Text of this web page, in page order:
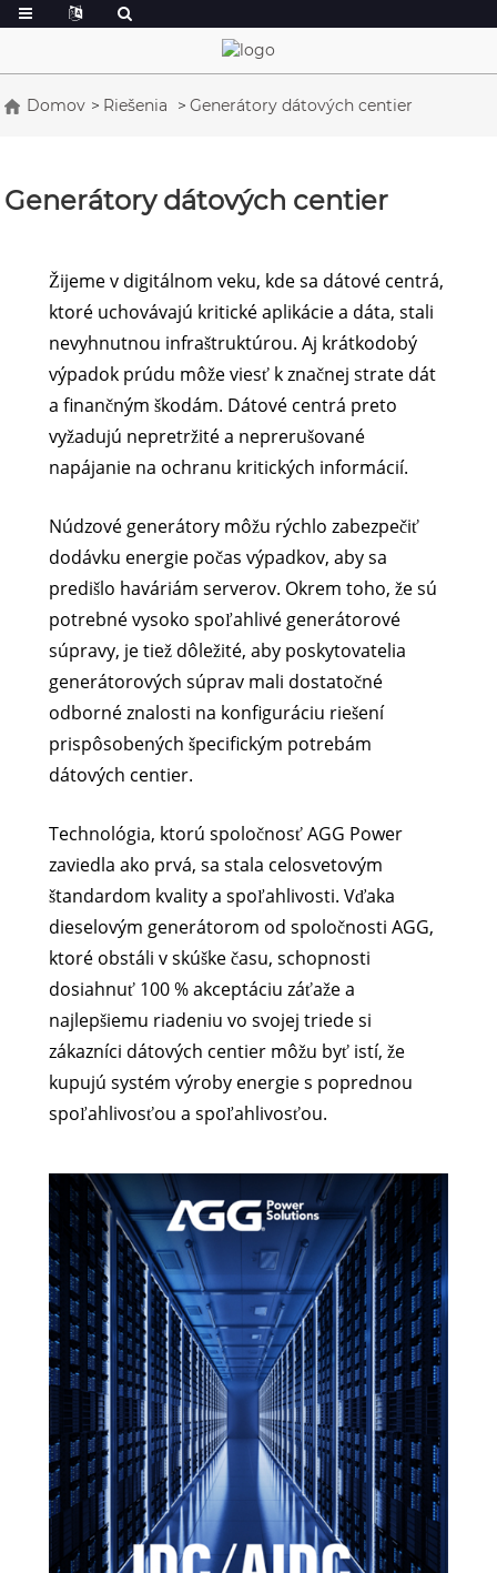
Domov Riešenia Generátory dátových centier
Generátory dátových centier
Žijeme v digitálnom veku, kde sa dátové centrá,
ktoré uchovávajú kritické aplikácie a dáta, stali
nevyhnutnou infraštruktúrou. Aj krátkodobý
výpadok prúdu môže viesť k značnej strate dát
a finančným škodám. Dátové centrá preto
vyžadujú nepretržité a neprerušované
napájanie na ochranu kritických informácií.
Núdzové generátory môžu rýchlo zabezpečiť
dodávku energie počas výpadkov, aby sa
predišlo haváriám serverov. Okrem toho, že sú
potrebné vysoko spoľahlivé generátorové
súpravy, je tiež dôležité, aby poskytovatelia
generátorových súprav mali dostatočné
odborné znalosti na konfiguráciu riešení
prispôsobených špecifickým potrebám
dátových centier.
Technológia, ktorú spoločnosť AGG Power
zaviedla ako prvá, sa stala celosvetovým
štandardom kvality a spoľahlivosti. Vďaka
dieselovým generátorom od spoločnosti AGG,
ktoré obstáli v skúške času, schopnosti
dosiahnuť 100 % akceptáciu záťaže a
najlepšiemu riadeniu vo svojej triede si
zákazníci dátových centier môžu byť istí, že
kupujú systém výroby energie s poprednou
spoľahlivosťou a spoľahlivosťou.